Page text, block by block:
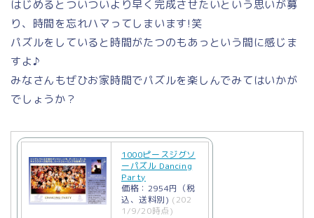
はじめるとついついより早く完成させたいという思いが募
り、時間を忘れハマってしまいます!笑
パズルをしていると時間がたつのもあっという間に感じま
すよ♪
みなさんもぜひお家時間でパズルを楽しんでみてはいかが
でしょうか？
1000ピースジグソ
ーパズル Dancing
Party
価格：2954円（税
込、送料別) (202
1/9/20時点)